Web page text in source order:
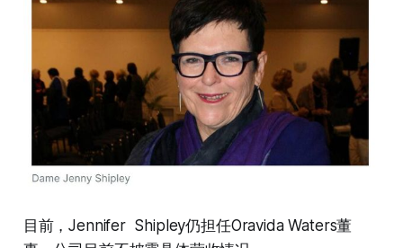
目前，Jennifer Shipley仍担任Oravida Waters董